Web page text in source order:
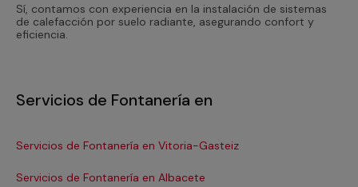
Sí, contamos con experiencia en la instalación de sistemas
de calefacción por suelo radiante, asegurando confort y
eficiencia.
Servicios de Fontanería en
Servicios de Fontanería en Vitoria-Gasteiz
Servicios de Fontanería en Albacete